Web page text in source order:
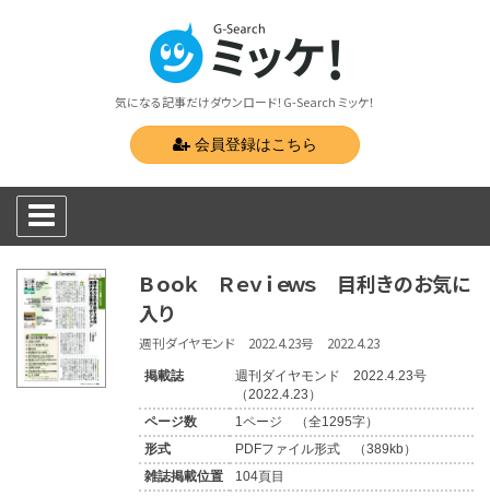
気になる記事だけダウンロード！G-Search ミッケ！
会員登録はこちら
Ｂｏｏｋ Ｒｅｖｉｅｗｓ 目利きのお気に
入り
週刊ダイヤモンド 2022.4.23号 2022.4.23
掲載誌
週刊ダイヤモンド 2022.4.23号
（2022.4.23）
ページ数
1ページ （全1295字）
形式
PDFファイル形式 （389kb）
雑誌掲載位置
104頁目